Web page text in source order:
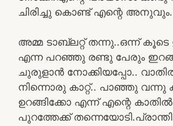
ചിരിച്ചു കൊണ്ട് എന്റെ അനുവും.
അമ്മ ടാബ്ലറ്റ് തന്നു..ഒന്ന് കൂടെ
എന്ന പറഞ്ഞു രണ്ടു പേരും
ചുരുളാൻ നോക്കിയപ്പോ..
നിന്നൊരു കാറ്റ്.. പാഞ്ഞു വന്നു
ഉറങ്ങിക്കോ എന്ന് എന്റെ
പുറത്തേക്ക്